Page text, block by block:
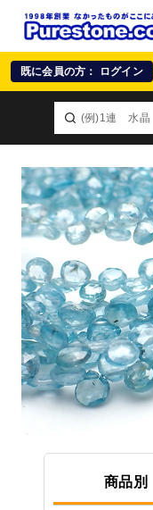
既に会員の方： ログイン
商品別